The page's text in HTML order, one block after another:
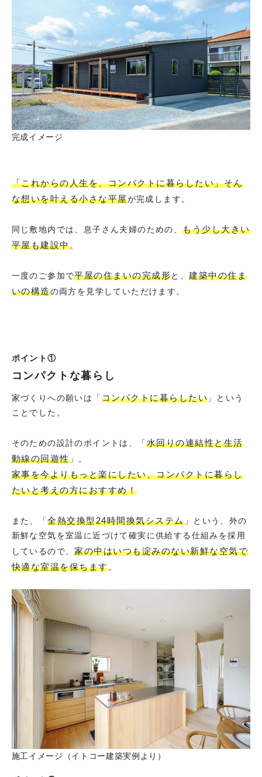
完成イメージ
「これからの人生を、コンパクトに暮らしたい」そん
な想いを叶える小さな平屋が完成します。
同じ敷地内では、息子さん夫婦のための、もう少し大きい
平屋も建設中。
一度のご参加で平屋の住まいの完成形と、建築中の住ま
いの構造の両方を見学していただけます。
ポイント①
コンパクトな暮らし
家づくりへの願いは「 コンパクトに暮らしたい 」という
ことでした。
そのための設計のポイントは、「 水回りの連結性と生活
動線の回遊性」。
家事を今よりもっと楽にしたい、コンパクトに暮らし
たいと考えの方におすすめ！
また、「全熱交換型24時間換気システム」という、外の
新鮮な空気を室温に近づけて確実に供給する仕組みを採用
しているので、家の中はいつも淀みのない新鮮な空気で
快適な室温を保ちます。
施工イメージ（イトコー建築実例より）